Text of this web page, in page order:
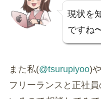
現状を
ですね
また私(@tsurupiyoo)
フリーランスと正社員